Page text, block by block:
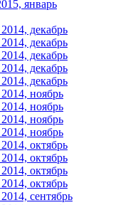
январь
декабрь
декабрь
декабрь
декабрь
декабрь
ноябрь
ноябрь
ноябрь
ноябрь
октябрь
октябрь
октябрь
октябрь
сентябрь